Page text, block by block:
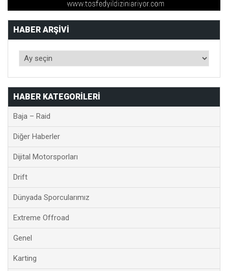
HABER ARŞIVI
HABER KATEGORILERI
Baja – Raid
Diğer Haberler
Dijital Motorsporları
Drift
Dünyada Sporcularımız
Extreme Offroad
Genel
Karting